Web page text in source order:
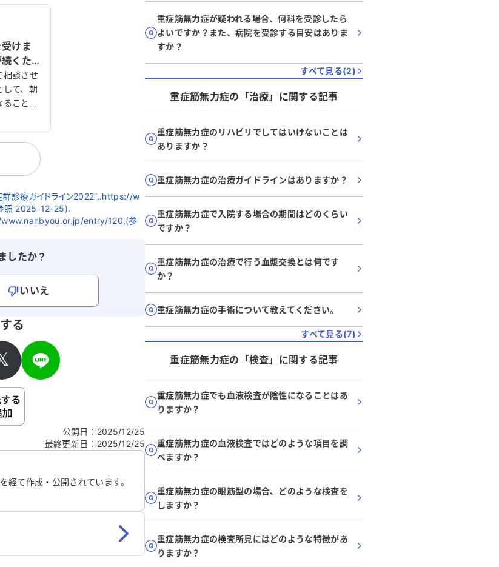
けま
くた
てく
相談させ
して、朝
ことが
）の
んが、以
ると上
。その2
なったた
を受け
ー抗
その結
現
ぼ毎日
ぼ毎日
ありませ
、視界が
ます。ど
バイスを
群診療ガイドライン2022”..https://w
照 2025-12-25).
www.nanbyou.or.jp/entry/120,(参
したか？
いいえ
詳細などの個人情報は入れないでくだ
る
公開日 ： 2025/12/25
最終更新日 ： 2025/12/25
経て作成・公開されています。
重症筋無力症が疑われる場合、何科を受診したら
よいですか？また、病院を受診する目安はありま
すか？
すべて見る(2)
重症筋無力症の「治療」に関する記事
重症筋無力症のリハビリでしてはいけないことは
ありますか？
重症筋無力症の治療ガイドラインはありますか？
重症筋無力症で入院する場合の期間はどのくらい
ですか？
重症筋無力症の治療で行う血漿交換とは何です
か？
重症筋無力症の手術について教えてください。
すべて見る(7)
重症筋無力症の「検査」に関する記事
重症筋無力症でも血液検査が陰性になることはあ
りますか？
重症筋無力症の血液検査ではどのような項目を調
べますか？
重症筋無力症の眼筋型の場合、どのような検査を
しますか？
重症筋無力症の検査所見にはどのような特徴があ
りますか？